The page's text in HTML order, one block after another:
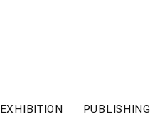
EXHIBITION PUBLISHING